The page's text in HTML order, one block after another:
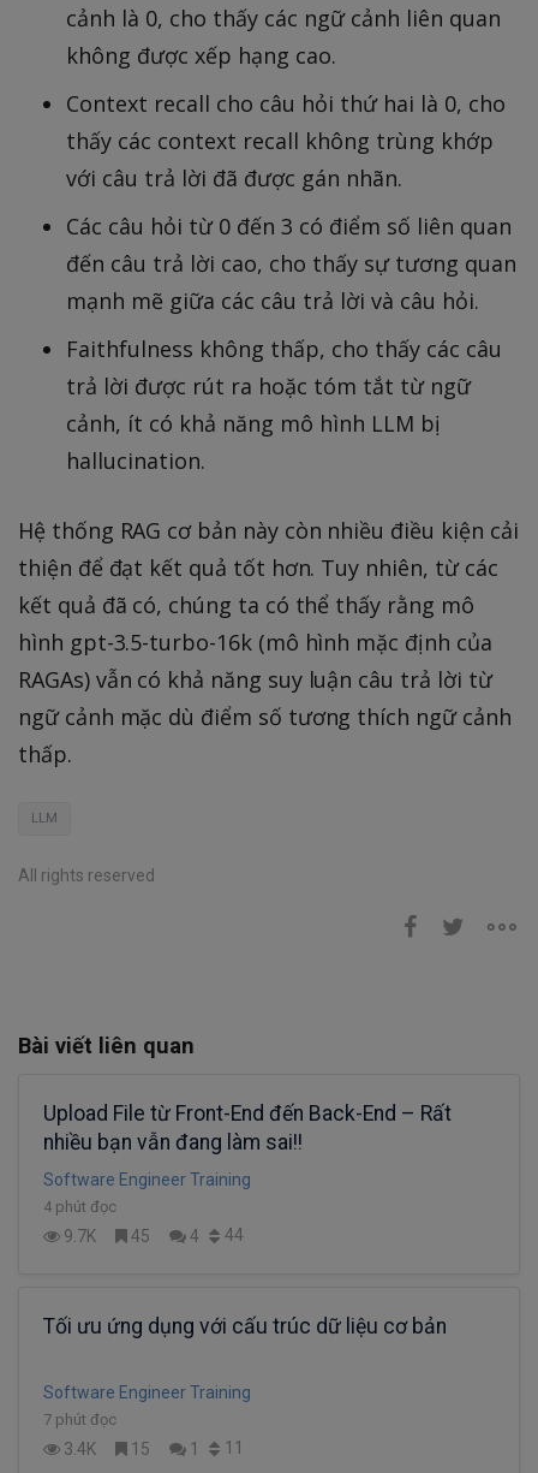
cảnh là 0, cho thấy các ngữ cảnh liên quan
không được xếp hạng cao.
Context recall cho câu hỏi thứ hai là 0, cho
thấy các context recall không trùng khớp
với câu trả lời đã được gán nhãn.
Các câu hỏi từ 0 đến 3 có điểm số liên quan
đến câu trả lời cao, cho thấy sự tương quan
mạnh mẽ giữa các câu trả lời và câu hỏi.
Faithfulness không thấp, cho thấy các câu
trả lời được rút ra hoặc tóm tắt từ ngữ
cảnh, ít có khả năng mô hình LLM bị
hallucination.
Hệ thống RAG cơ bản này còn nhiều điều kiện cải
thiện để đạt kết quả tốt hơn. Tuy nhiên, từ các
kết quả đã có, chúng ta có thể thấy rằng mô
hình gpt-3.5-turbo-16k (mô hình mặc định của
RAGAs) vẫn có khả năng suy luận câu trả lời từ
ngữ cảnh mặc dù điểm số tương thích ngữ cảnh
thấp.
LLM
All rights reserved
Bài viết liên quan
Upload File từ Front-End đến Back-End – Rất
nhiều bạn vẫn đang làm sai!!
Software Engineer Training
4 phút đọc
9.7K 45 4 44
Tối ưu ứng dụng với cấu trúc dữ liệu cơ bản
Software Engineer Training
7 phút đọc
3.4K 15 1 11